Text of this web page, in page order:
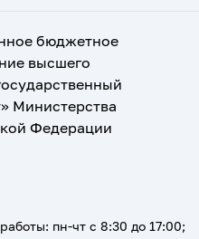
бюджетное
высшего
Министерства
Федерации
пн-чт с 8:30 до 17:00;